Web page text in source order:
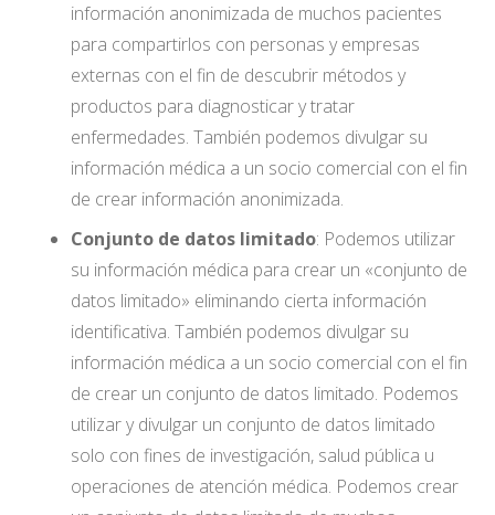
información anonimizada de muchos pacientes
para compartirlos con personas y empresas
externas con el fin de descubrir métodos y
productos para diagnosticar y tratar
enfermedades. También podemos divulgar su
información médica a un socio comercial con el fin
de crear información anonimizada.
Conjunto de datos limitado: Podemos utilizar
su información médica para crear un «conjunto de
datos limitado» eliminando cierta información
identificativa. También podemos divulgar su
información médica a un socio comercial con el fin
de crear un conjunto de datos limitado. Podemos
utilizar y divulgar un conjunto de datos limitado
solo con fines de investigación, salud pública u
operaciones de atención médica. Podemos crear